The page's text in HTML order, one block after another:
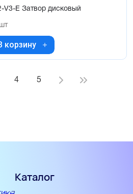
V3-E Затвор дисковый
корзину
4 5
Каталог